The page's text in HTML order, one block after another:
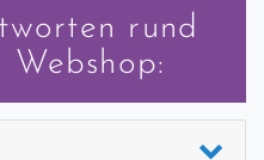
rund
Webshop: